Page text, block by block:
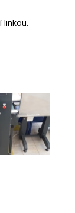
linkou.